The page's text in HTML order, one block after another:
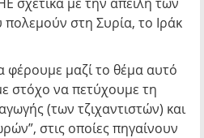
πολεμούν στη Συρία, το Ιράκ
φέρουμε μαζί το θέμα αυτό
στόχο να πετύχουμε τη
(των τζιχαντιστών) και
στις οποίες πηγαίνουν